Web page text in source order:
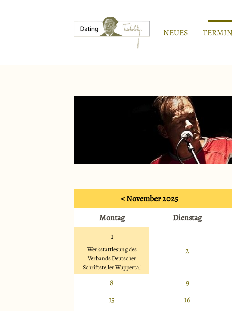
NEUES
< November 2025
Montag
Dienstag
1
Werkstattlesung des
Verbands Deutscher
Schriftsteller Wuppertal
2
8 9
15
16